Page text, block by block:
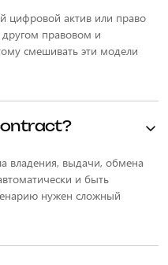
цифровой актив или право
другом правовом и
смешивать эти модели
владения, выдачи, обмена
и быть
нужен сложный